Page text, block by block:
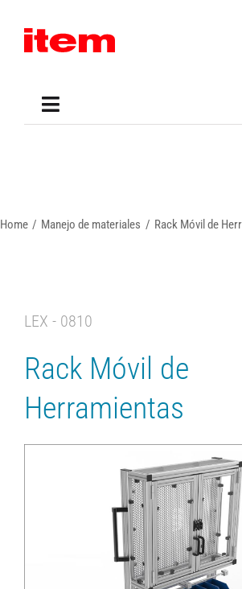
content
Toggle
Home Manejo de materiales Rack Móvil de
LEX - 0810
Rack Móvil de
Herramientas